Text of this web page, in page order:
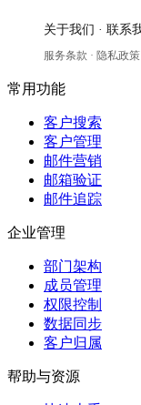
关于我们 · 联系
服务条款 · 隐私政策
常用功能
客户搜索
客户管理
邮件营销
邮箱验证
邮件追踪
企业管理
部门架构
成员管理
权限控制
数据同步
客户归属
帮助与资源